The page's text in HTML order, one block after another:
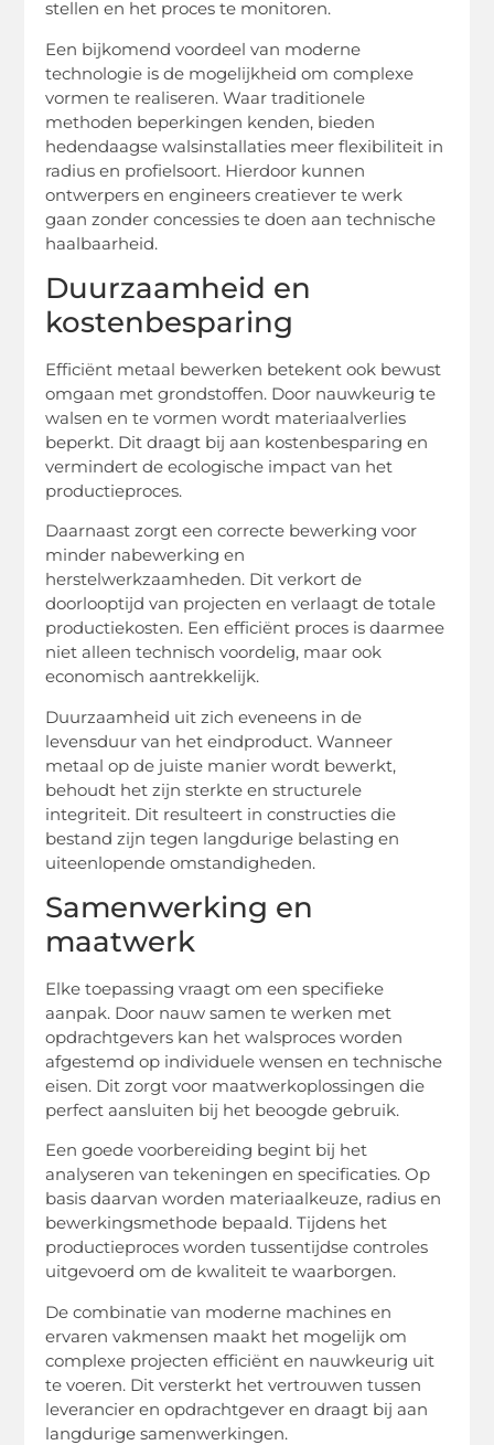
stellen en het proces te monitoren.
Een bijkomend voordeel van moderne
technologie is de mogelijkheid om complexe
vormen te realiseren. Waar traditionele
methoden beperkingen kenden, bieden
hedendaagse walsinstallaties meer flexibiliteit in
radius en profielsoort. Hierdoor kunnen
ontwerpers en engineers creatiever te werk
gaan zonder concessies te doen aan technische
haalbaarheid.
Duurzaamheid en
kostenbesparing
Efficiënt metaal bewerken betekent ook bewust
omgaan met grondstoffen. Door nauwkeurig te
walsen en te vormen wordt materiaalverlies
beperkt. Dit draagt bij aan kostenbesparing en
vermindert de ecologische impact van het
productieproces.
Daarnaast zorgt een correcte bewerking voor
minder nabewerking en
herstelwerkzaamheden. Dit verkort de
doorlooptijd van projecten en verlaagt de totale
productiekosten. Een efficiënt proces is daarmee
niet alleen technisch voordelig, maar ook
economisch aantrekkelijk.
Duurzaamheid uit zich eveneens in de
levensduur van het eindproduct. Wanneer
metaal op de juiste manier wordt bewerkt,
behoudt het zijn sterkte en structurele
integriteit. Dit resulteert in constructies die
bestand zijn tegen langdurige belasting en
uiteenlopende omstandigheden.
Samenwerking en
maatwerk
Elke toepassing vraagt om een specifieke
aanpak. Door nauw samen te werken met
opdrachtgevers kan het walsproces worden
afgestemd op individuele wensen en technische
eisen. Dit zorgt voor maatwerkoplossingen die
perfect aansluiten bij het beoogde gebruik.
Een goede voorbereiding begint bij het
analyseren van tekeningen en specificaties. Op
basis daarvan worden materiaalkeuze, radius en
bewerkingsmethode bepaald. Tijdens het
productieproces worden tussentijdse controles
uitgevoerd om de kwaliteit te waarborgen.
De combinatie van moderne machines en
ervaren vakmensen maakt het mogelijk om
complexe projecten efficiënt en nauwkeurig uit
te voeren. Dit versterkt het vertrouwen tussen
leverancier en opdrachtgever en draagt bij aan
langdurige samenwerkingen.